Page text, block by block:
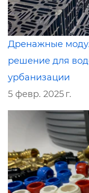
Дренажные
решение для
урбанизации
5 февр. 2025 г.